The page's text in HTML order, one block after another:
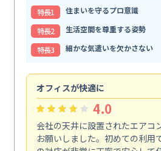
特⻑1
住まいを守るプロ意識
特⻑2
生活空間を尊重する姿勢
特⻑3
細かな気遣いを欠かさない
オフィスが快適に
4.0
会社の天井に設置されたエアコ
お願いしました。初めての利用